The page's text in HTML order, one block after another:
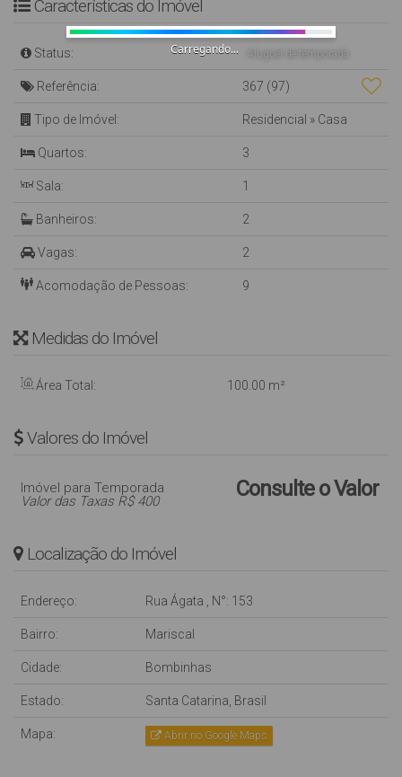
Características do Imóvel
Status:
Referência: 367 (97)
Tipo de Imóvel: Residencial » Casa
Quartos: 3
Sala: 1
Banheiros: 2
Vagas: 2
Acomodação de Pessoas: 9
Medidas do Imóvel
Área Total: 100.00 m²
Valores do Imóvel
Consulte o Valor
Imóvel para Temporada
Valor das Taxas R$ 400
Localização do Imóvel
Endereço: Rua Ágata , N°: 153
Bairro: Mariscal
Cidade: Bombinhas
Estado: Santa Catarina, Brasil
Mapa: Abrir no Google Maps
Carregando...